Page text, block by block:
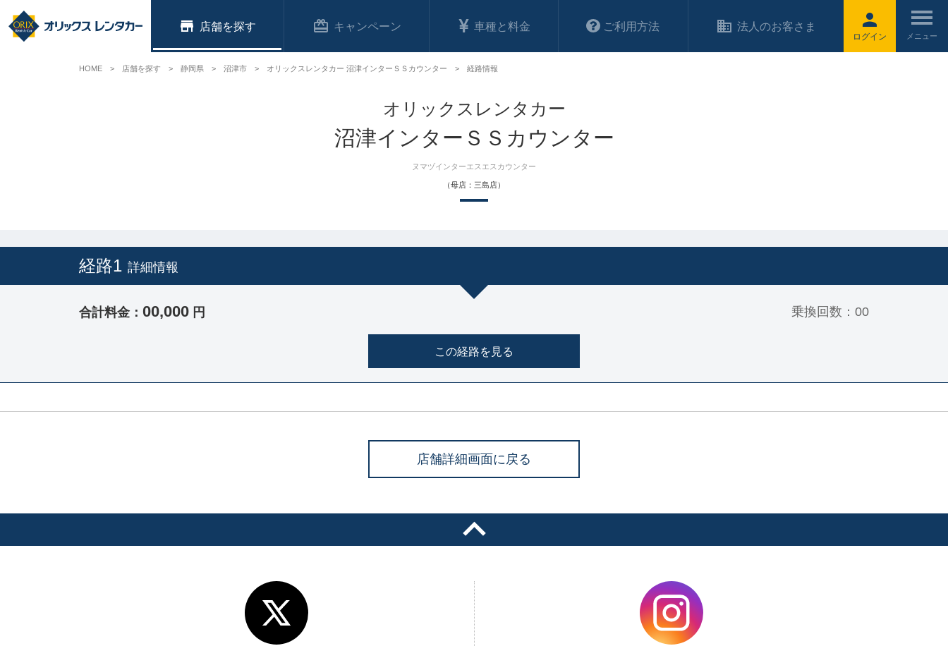
ログイン
店舗 キャンペーン 車種と料金 ご利用方法 法人のお客さま
オリックスレンタカー
沼津インターＳＳカウンター
ヌマヅインターエスエスカウンター
（母店：三島店）
経路1 詳細情報
合計料金： 00,000 円 乗換回数：00
この経路を見る
店舗詳細画面に戻る
HOME 店舗を探す 静岡県 沼津市 オリックスレンタカー 沼津インターＳＳカウンター 経路情報